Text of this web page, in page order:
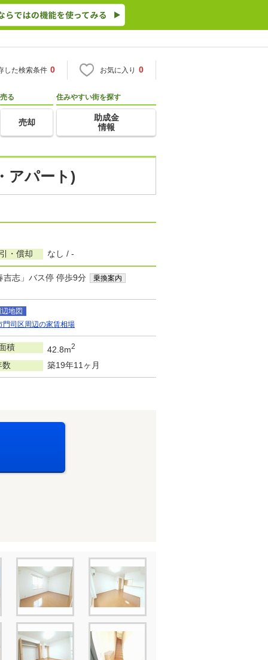
した検索条件 0 お気に入り 0
売る
売却
住みやすい街を探す
助成金
情報
アパート)
・償却 なし / -
吉志」バス停 停歩9分
乗換案内
辺地図
門司区周辺の家賃相場
積 42.8m2
数 築19年11ヶ月